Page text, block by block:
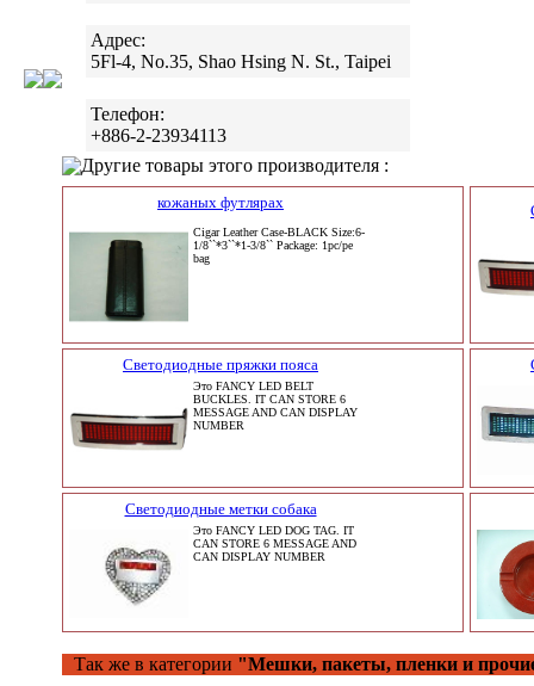
Адрес:
5Fl-4, No.35, Shao Hsing N. St., Taipei
Телефон:
+886-2-23934113
Другие товары этого производителя :
кожаных футлярах
Cigar Leather Case-BLACK Size:6-
1/8``*3``*1-3/8`` Package: 1pc/pe
bag
Светодиодные пряжки пояса
Это FANCY LED BELT
BUCKLES. IT CAN STORE 6
MESSAGE AND CAN DISPLAY
NUMBER
Светодиодные метки собака
Это FANCY LED DOG TAG. IT
CAN STORE 6 MESSAGE AND
CAN DISPLAY NUMBER
Так же в категории "Мешки, пакеты, пленки и